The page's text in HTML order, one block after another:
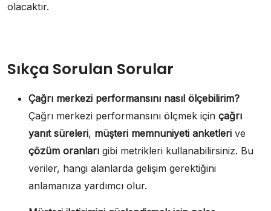
olacaktır.
Sıkça Sorulan Sorular
Çağrı merkezi performansını nasıl ölçebilirim?
Çağrı merkezi performansını ölçmek için çağrı
yanıt süreleri, müşteri memnuniyeti anketleri ve
çözüm oranları gibi metrikleri kullanabilirsiniz. Bu
veriler, hangi alanlarda gelişim gerektiğini
anlamanıza yardımcı olur.